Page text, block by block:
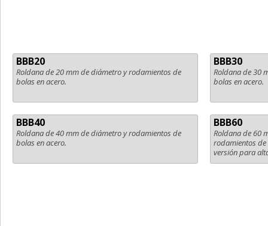
BBB20
Roldana de 20 mm de diámetro y rodamientos de
bolas en acero.
BBB30
Roldana de 30
bolas en acero.
BBB40
Roldana de 40 mm de diámetro y rodamientos de
bolas en acero.
BBB60
Roldana de 60
rodamientos de
versión para